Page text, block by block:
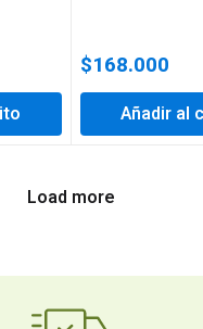
$168.000
Añadir al
Load more